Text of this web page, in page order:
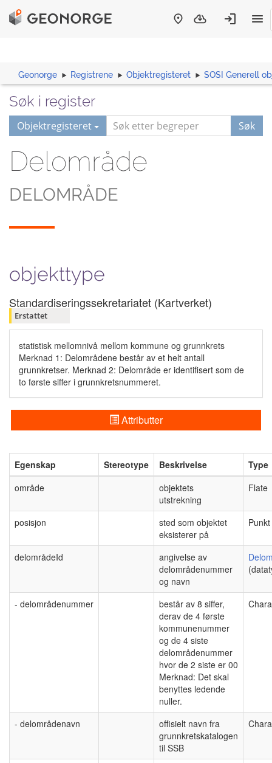
Geonorge Registrene Objektregisteret SOSI Generell
Søk i register
Objektregisteret Søk
Delområde
DELOMRÅDE
objekttype
Standardiseringssekretariatet (Kartverket)
Erstattet
statistisk mellomnivå mellom kommune og grunnkrets
Merknad 1: Delområdene består av et helt antall
grunnkretser. Merknad 2: Delområde er identifisert som de
to første siffer i grunnkretsnummeret.
Attributter
Egenskap Stereotype Beskrivelse
Type
område
objektets
utstrekning
Flate
posisjon
sted som objektet
eksisterer på
Punkt
delområdeId
angivelse av
delområdenummer
og navn
- delområdenummer
består av 8 siffer,
derav de 4 første
kommunenummer
og de 4 siste
delområdenummer
hvor de 2 siste er 00
Merknad: Det skal
benyttes ledende
nuller.
- delområdenavn
offisielt navn fra
grunnkretskatalogen
til SSB